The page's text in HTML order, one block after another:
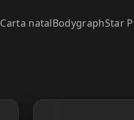
Carta natalBodygraphStar